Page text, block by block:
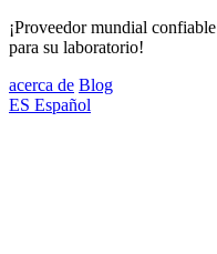
¡Proveedor mundial
para su laboratorio!
acerca de Blog
ES Español